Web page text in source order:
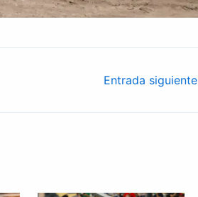
Entrada siguiente